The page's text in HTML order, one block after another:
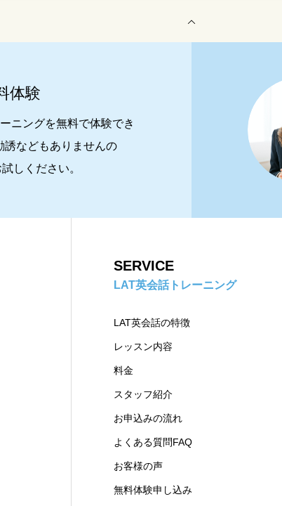
体験
ニングを無料で体験でき
誘などもありませんの
しください。
SERVICE
LAT英会話トレーニング
LAT英会話の特徴
レッスン内容
料金
スタッフ紹介
お申込みの流れ
よくある質問FAQ
お客様の声
無料体験申し込み